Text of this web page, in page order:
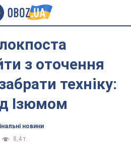
з оточення
техніку:
Ізюмом
новини
8,4 т.